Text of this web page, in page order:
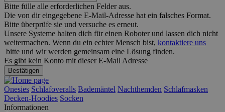
Bitte fülle alle erforderlichen Felder aus.
Die von dir eingegebene E-Mail-Adresse hat ein falsches Format.
Bitte überprüfe sie und versuche es erneut.
Unsere Systeme halten dich für einen Roboter und lassen dich nicht
weitermachen. Wenn du ein echter Mensch bist, kontaktiere uns
bitte und wir werden gemeinsam eine Lösung finden.
Es gibt kein Konto mit dieser E-Mail Adresse
Bestätigen
Onesies Schlafoveralls Bademäntel Nachthemden Schlafmasken
Decken-Hoodies Socken
Informationen